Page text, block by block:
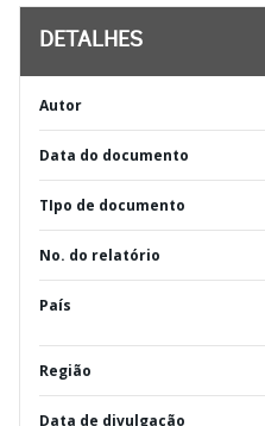
DETALHES
Autor
Data do documento
TIpo de documento
No. do relatório
País
Região
Data de divulgação